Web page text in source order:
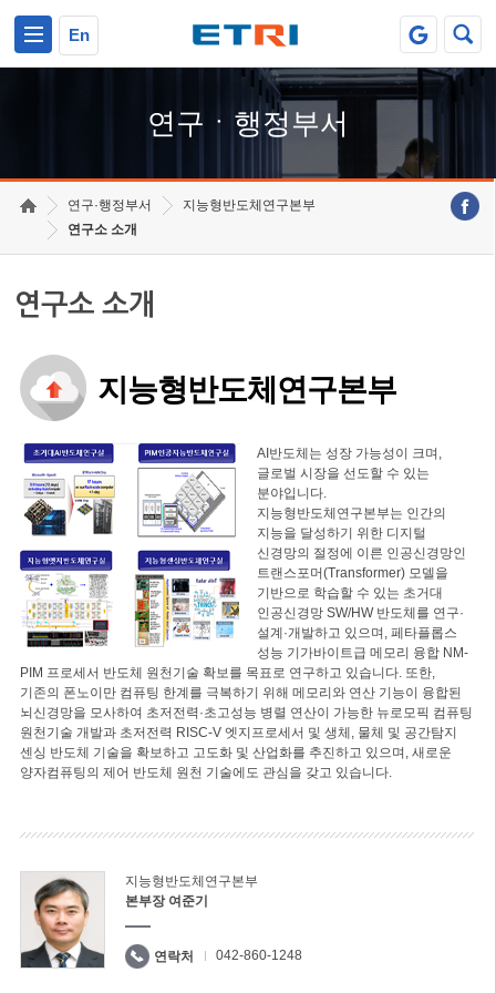
En
연구ㆍ행정부서
연구·행정부서
지능형반도체연구본부
연구소 소개
연구소 소개
지능형반도체연구본부
AI반도체는 성장 가능성이 크며,
글로벌 시장을 선도할 수 있는
분야입니다.
지능형반도체연구본부는 인간의
지능을 달성하기 위한 디지털
신경망의 절정에 이른 인공신경망인
트랜스포머(Transformer) 모델을
기반으로 학습할 수 있는 초거대
인공신경망 SW/HW 반도체를 연구·
설계·개발하고 있으며, 페타플롭스
성능 기가바이트급 메모리 융합 NM-
PIM 프로세서 반도체 원천기술 확보를 목표로 연구하고 있습니다. 또한,
기존의 폰노이만 컴퓨팅 한계를 극복하기 위해 메모리와 연산 기능이 융합된
뇌신경망을 모사하여 초저전력·초고성능 병렬 연산이 가능한 뉴로모픽 컴퓨팅
원천기술 개발과 초저전력 RISC-V 엣지프로세서 및 생체, 물체 및 공간탐지
센싱 반도체 기술을 확보하고 고도화 및 산업화를 추진하고 있으며, 새로운
양자컴퓨팅의 제어 반도체 원천 기술에도 관심을 갖고 있습니다.
지능형반도체연구본부
본부장 여준기
연락처 042-860-1248